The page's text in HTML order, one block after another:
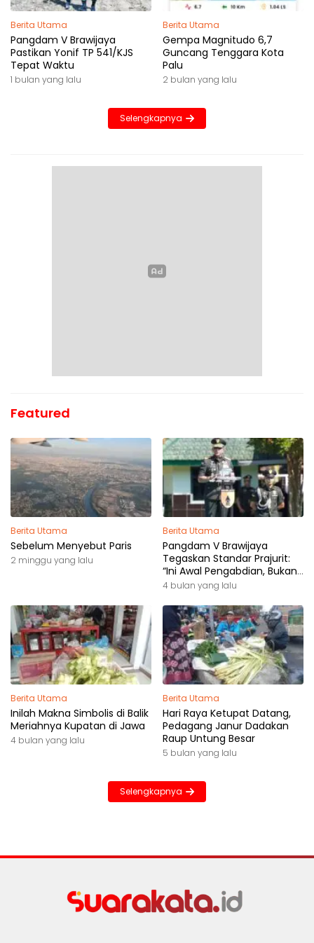
Berita Utama
Pangdam V Brawijaya
Pastikan Yonif TP 541/KJS
Tepat Waktu
1 bulan yang lalu
Berita Utama
Gempa Magnitudo 6,7
Guncang Tenggara Kota
Palu
2 bulan yang lalu
Selengkapnya
Featured
Berita Utama
Sebelum Menyebut Paris
2 minggu yang lalu
Berita Utama
Pangdam V Brawijaya
Tegaskan Standar Prajurit:
“Ini Awal Pengabdian, Bukan
Akhir Perjalanan”
4 bulan yang lalu
Berita Utama
Inilah Makna Simbolis di Balik
Meriahnya Kupatan di Jawa
4 bulan yang lalu
Berita Utama
Hari Raya Ketupat Datang,
Pedagang Janur Dadakan
Raup Untung Besar
5 bulan yang lalu
Selengkapnya